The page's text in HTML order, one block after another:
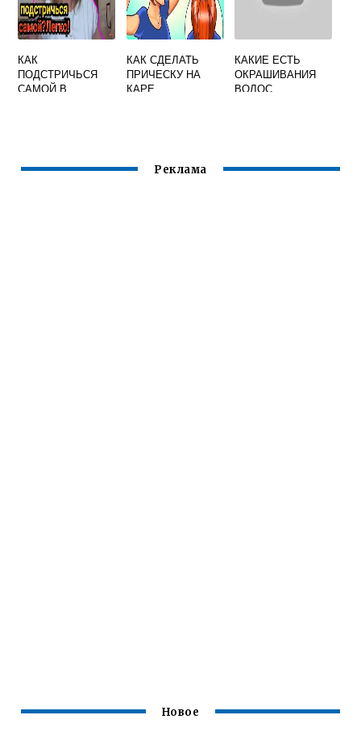
КАК
ПОДСТРИЧЬСЯ
САМОЙ В
КАК СДЕЛАТЬ
ПРИЧЕСКУ НА
КАРЕ
КАКИЕ ЕСТЬ
ОКРАШИВАНИЯ
ВОЛОС
Реклама
Новое